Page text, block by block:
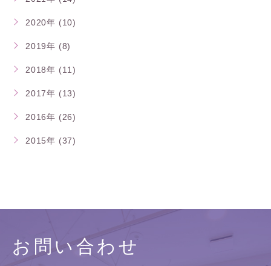
2020年 (10)
2019年 (8)
2018年 (11)
2017年 (13)
2016年 (26)
2015年 (37)
お問い合わせ